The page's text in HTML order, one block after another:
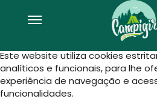
Defina as suas
cookies para este
Este website utiliza cookies
analíticos e funcionais, para lhe
experiência de navegação e
funcionalidades.